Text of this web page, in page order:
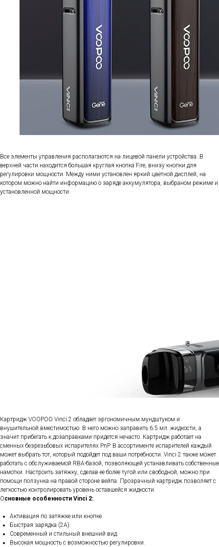
Все элементы управления располагаются на лицевой панели устройства. В
верхней части находится большая круглая кнопка Fire, внизу кнопки для
регулировки мощности. Между ними установлен яркий цветной дисплей, на
котором можно найти информацию о заряде аккумулятора, выбраном режиме и
установленной мощности.
Картридж VOOPOO Vinci 2 обладает эргономичным мундштуком и
внушительной вместимостью. В него можно заправить 6.5 мл. жидкости, а
значит прибегать к дозаправками придется нечасто. Картридж работает на
сменных безрезьбовых испарителях PnP. В ассортименте испарителей каждый
может выбрать тот, который подойдет под ваши потребности. Vinci 2 также может
работать с обслуживаемой RBA-базой, позволяющей устанавливать собственные
намотки. Настроить затяжку, сделав ее более тугой или свободной, можно при
помощи ползунка на правой стороне вейпа. Прозрачный картридж позволяет с
легкостью контролировать уровень оставшейся жидкости.
Основные особенности Vinci 2:
Активация по затяжке или кнопке
Быстрая зарядка (2А).
Современный и стильный внешний вид.
Высокая мощность с возможностью регулировки.